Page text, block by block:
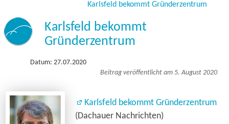
Karlsfeld bekommt Gründerzentrum
Karlsfeld bekommt
Gründerzentrum
Datum: 27.07.2020
Beitrag veröffentlicht am 5. August 2020
Karlsfeld bekommt Gründerzentrum
(Dachauer Nachrichten)